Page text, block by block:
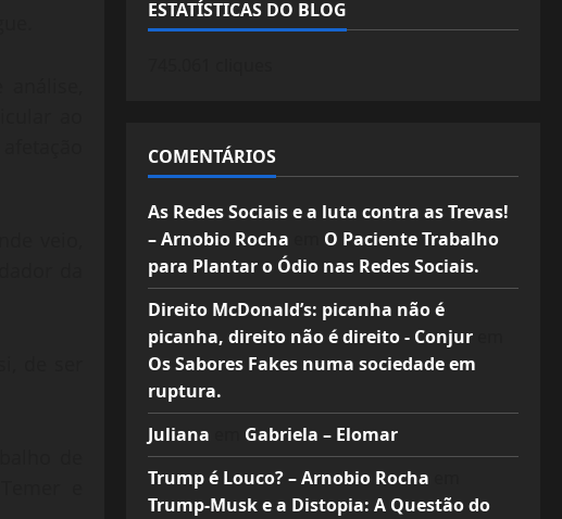
ESTATÍSTICAS DO BLOG
COMENTÁRIOS
As Redes Sociais e a luta contra as Trevas!
– Arnobio Rocha
O Paciente Trabalho
para Plantar o Ódio nas Redes Sociais.
Direito McDonald’s: picanha não é
picanha, direito não é direito - Conjurem
Os Sabores Fakes numa sociedade em
ruptura.
Juliana
Gabriela – Elomar
Trump é Louco? – Arnobio Rocha
Trump-Musk e a Distopia: A Questão do